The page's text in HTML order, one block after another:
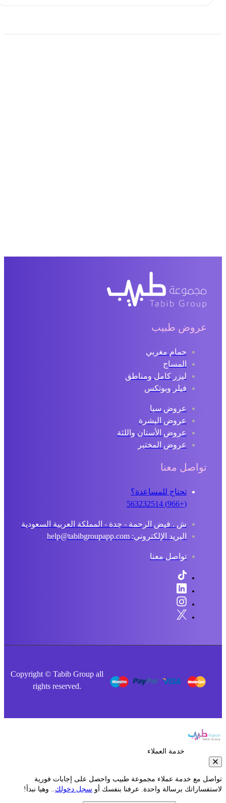
عروض طبيب
حمام مغربي
المساج
ليزر كامل ومناطق
فيلر وبوتكس
عروض سبا
عروض البشرة
عروض الأسنان واللثة
عروض المختبر
تواصل معنا
تحتاج للمساعدة؟
ش . فيض الرحمة - جدة - المملكة العربية السعودية
البريد الإلكتروني: help@tabibgroupapp.com
تواصل معنا
Copyright © Tabib Group all
rights reserved.
خدمة العملاء
مع خدمة عملاء مجموعة طبيب واحصل على إجابات فورية
برسالة واحدة. عرفنا بنفسك أوسجل دخولك.. وهيا نبدأ!